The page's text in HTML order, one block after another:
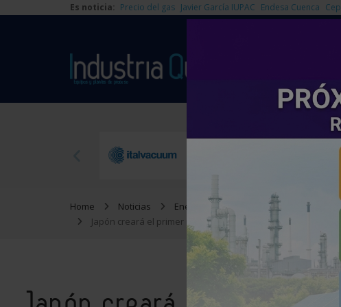
Es noticia: Precio del gas Javier García IUPAC Endesa Cuenca
Home Noticias
Energía
Japón creará el primer motor comercial capaz de generar